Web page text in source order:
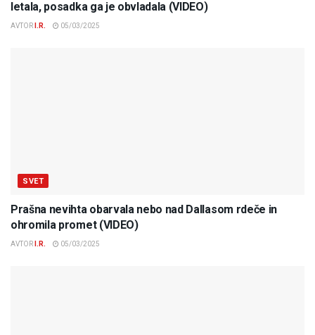
letala, posadka ga je obvladala (VIDEO)
AVTOR I.R. 05/03/2025
SVET
Prašna nevihta obarvala nebo nad Dallasom rdeče in
ohromila promet (VIDEO)
AVTOR I.R. 05/03/2025